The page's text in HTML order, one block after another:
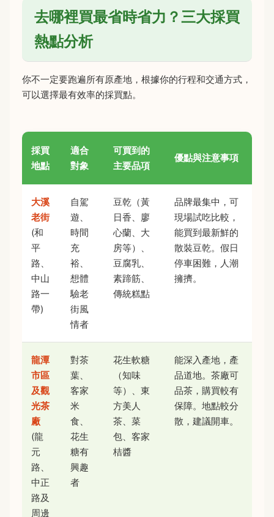
去哪裡買最省時省力？三大採買
熱點分析
你不一定要跑遍所有原產地，根據你的行程和交通方式，
可以選擇最有效率的採買點。
採買
地點
適合
對象
可買到的
主要品項
優點與注意事項
大溪
老街
(和
平
路、
中山
路一
帶)
自駕
遊、
時間
充
裕、
想體
驗老
街風
情者
豆乾（黃
日香、廖
心蘭、大
房等）、
豆腐乳、
素蹄筋、
傳統糕點
品牌最集中，可
現場試吃比較，
能買到最新鮮的
散裝豆乾。假日
停車困難，人潮
擁擠。
龍潭
市區
及觀
光茶
廠
(龍
元
路、
中正
路及
周邊
對茶
葉、
客家
米
食、
花生
糖有
興趣
者
花生軟糖
（知味
等）、東
方美人
茶、菜
包、客家
桔醬
能深入產地，產
品道地。茶廠可
品茶，購買較有
保障。地點較分
散，建議開車。